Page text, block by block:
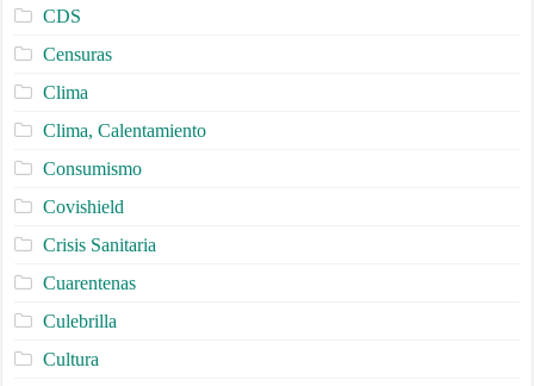
CDS
Censuras
Clima
Clima, Calentamiento
Consumismo
Covishield
Crisis Sanitaria
Cuarentenas
Culebrilla
Cultura